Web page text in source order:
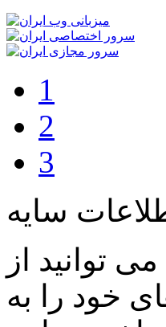
1
2
3
سایه
توانید از
خود را به